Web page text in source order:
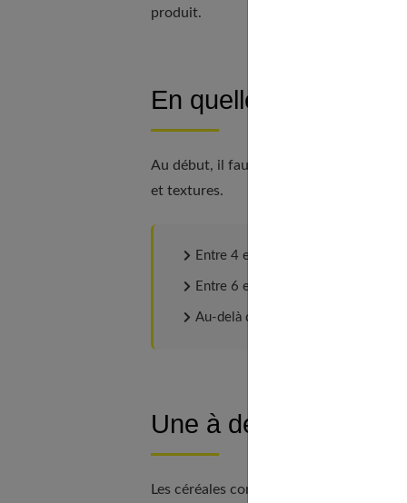
produit.
En quelles quantités ?
Au début, il faut commencer par une
et textures.
Entre 4 et 6 mois : 1 cuillerée à
Entre 6 et 8 mois 7 2 à 3
Au-delà de 8 mois : 3 à 4
Une à deux fois par
Les céréales contiennent des glucides